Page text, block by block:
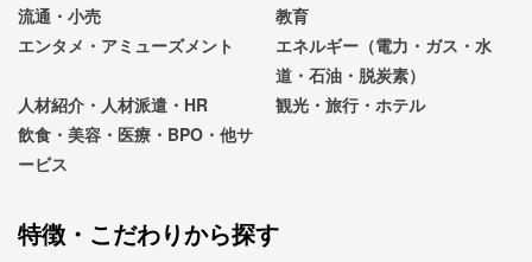
流通・小売
教育
エンタメ・アミューズメント
エネルギー（電力・ガス・水
道・石油・脱炭素）
人材紹介・人材派遣・HR
観光・旅行・ホテル
飲食・美容・医療・BPO・他サ
ービス
特徴・こだわりから探す